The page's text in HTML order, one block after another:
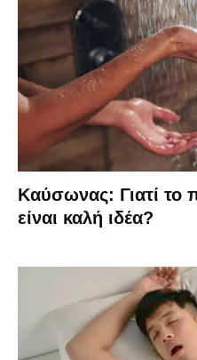
Καύσωνας: Γιατί το
είναι καλή ιδέα?